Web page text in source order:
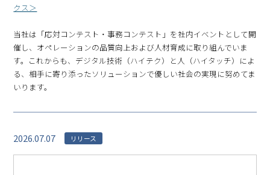
クス＞
当社は「応対コンテスト・事務コンテスト」を社内イベントとして開
催し、オペレーションの品質向上および人材育成に取り組んでいま
す。これからも、デジタル技術（ハイテク）と人（ハイタッチ）によ
る、相手に寄り添ったソリューションで優しい社会の実現に努めてま
いります。
2026.07.07 リリース